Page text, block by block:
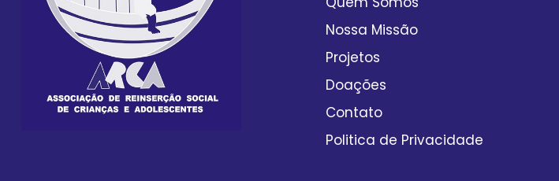
Nossa Missão
Projetos
Doações
Contato
Politica de Privacidade